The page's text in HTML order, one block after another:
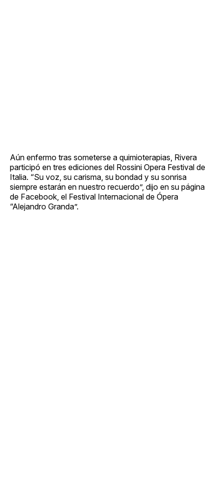
Aún enfermo tras someterse a quimioterapias, Rivera
participó en tres ediciones del Rossini Opera Festival de
Italia. “Su voz, su carisma, su bondad y su sonrisa
siempre estarán en nuestro recuerdo”, dijo en su página
de Facebook, el Festival Internacional de Ópera
“Alejandro Granda”.